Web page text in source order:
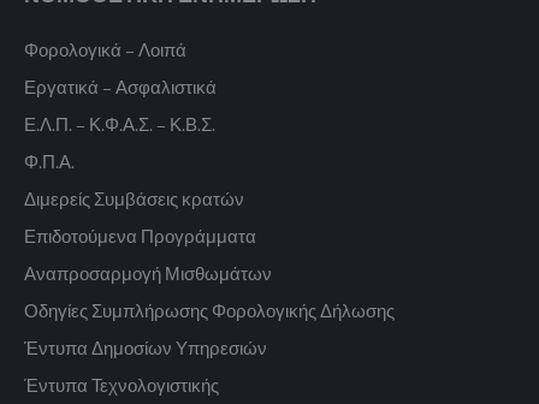
Φορολογικά – Λοιπά
Εργατικά – Ασφαλιστικά
Ε.Λ.Π. – Κ.Φ.Α.Σ. – Κ.Β.Σ.
Φ.Π.Α.
Διμερείς Συμβάσεις κρατών
Επιδοτούμενα Προγράμματα
Αναπροσαρμογή Μισθωμάτων
Οδηγίες Συμπλήρωσης Φορολογικής Δήλωσης
Έντυπα Δημοσίων Υπηρεσιών
Έντυπα Τεχνολογιστικής